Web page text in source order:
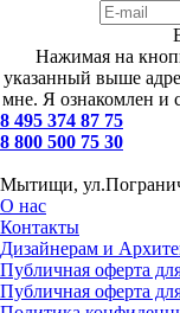
Нажимая на
указанный выше
мне. Я ознакомлен и
8 495 374 87 75
8 800 500 75 30
Мытищи,
О нас
Контакты
Дизайнерам и
Публичная оферта
Публичная оферта